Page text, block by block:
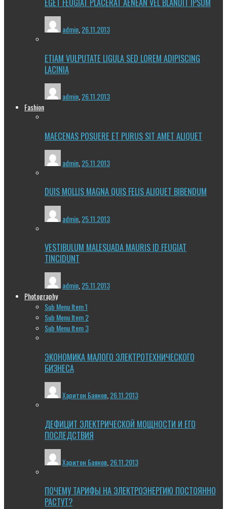
admin,26.11.2013
ETIAM VULPUTATE LIGULA SED LOREM ADIPISCING
LACINIA
admin 26.11.2013
Fashion
MAECENAS POSUERE ET PURUS SIT AMET ALIQUET
admin 25.11.2013
DUIS MOLLIS MAGNA QUIS FELIS ALIQUET BIBENDUM
admin 25.11.2013
VESTIBULUM MALESUADA MAURIS ID FEUGIAT
TINCIDUNT
admin,25.11.2013
Photography
Sub Menu Item 1
Sub Menu Item 2
Sub Menu Item 3
ЭКОНОМИКА МАЛОГО ЭЛЕКТРОТЕХНИЧЕСКОГО
БИЗНЕСА
Харитон Баянов 26.11.2013
ДЕФИЦИТ ЭЛЕКТРИЧЕСКОЙ МОЩНОСТИ И ЕГО
ПОСЛЕДСТВИЯ
Харитон Баянов 26.11.2013
ПОЧЕМУ ТАРИФЫ НА ЭЛЕКТРОЭНЕРГИЮ ПОСТОЯННО
РАСТУТ?